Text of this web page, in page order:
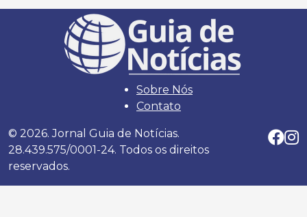
Sobre Nós
Contato
© 2026. Jornal Guia de Notícias.
28.439.575/0001-24. Todos os direitos
reservados.